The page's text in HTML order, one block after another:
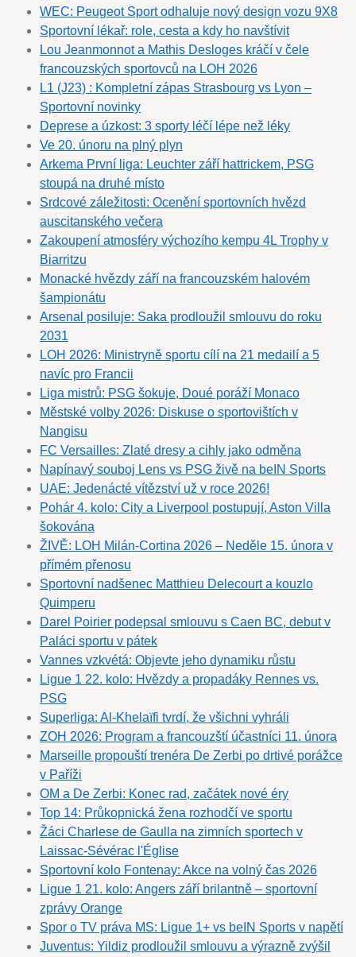
WEC: Peugeot Sport odhaluje nový design vozu 9X8
Sportovní lékař: role, cesta a kdy ho navštívit
Lou Jeanmonnot a Mathis Desloges kráčí v čele
francouzských sportovců na LOH 2026
L1 (J23) : Kompletní zápas Strasbourg vs Lyon –
Sportovní novinky
Deprese a úzkost: 3 sporty léčí lépe než léky
Ve 20. únoru na plný plyn
Arkema První liga: Leuchter září hattrickem, PSG
stoupá na druhé místo
Srdcové záležitosti: Ocenění sportovních hvězd
auscitanského večera
Zakoupení atmosféry výchozího kempu 4L Trophy v
Biarritzu
Monacké hvězdy září na francouzském halovém
šampionátu
Arsenal posiluje: Saka prodloužil smlouvu do roku
2031
LOH 2026: Ministryně sportu cílí na 21 medailí a 5
navíc pro Francii
Liga mistrů: PSG šokuje, Doué poráží Monaco
Městské volby 2026: Diskuse o sportovištích v
Nangisu
FC Versailles: Zlaté dresy a cihly jako odměna
Napínavý souboj Lens vs PSG živě na beIN Sports
UAE: Jedenácté vítězství už v roce 2026!
Pohár 4. kolo: City a Liverpool postupují, Aston Villa
šokována
ŽIVĚ: LOH Milán-Cortina 2026 – Neděle 15. února v
přímém přenosu
Sportovní nadšenec Matthieu Delecourt a kouzlo
Quimperu
Darel Poirier podepsal smlouvu s Caen BC, debut v
Paláci sportu v pátek
Vannes vzkvétá: Objevte jeho dynamiku růstu
Ligue 1 22. kolo: Hvězdy a propadáky Rennes vs.
PSG
Superliga: Al-Khelaïfi tvrdí, že všichni vyhráli
ZOH 2026: Program a francouzští účastníci 11. února
Marseille propouští trenéra De Zerbi po drtivé porážce
v Paříži
OM a De Zerbi: Konec rad, začátek nové éry
Top 14: Průkopnická žena rozhodčí ve sportu
Žáci Charlese de Gaulla na zimních sportech v
Laissac-Sévérac l'Église
Sportovní kolo Fontenay: Akce na volný čas 2026
Ligue 1 21. kolo: Angers září brilantně – sportovní
zprávy Orange
Spor o TV práva MS: Ligue 1+ vs beIN Sports v napětí
Juventus: Yildiz prodloužil smlouvu a výrazně zvýšil